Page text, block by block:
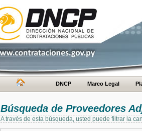
DNCP Marco Legal
Búsqueda de Proveedores
A través de esta búsqueda, usted puede filtrar la